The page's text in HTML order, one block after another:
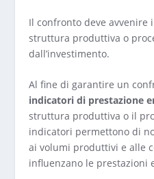
Il confronto deve avvenire
struttura produttiva o
dall’investimento.
Al fine di garantire un
indicatori di prestazione
struttura produttiva o il
indicatori permettono di
ai volumi produttivi e alle
influenzano le prestazioni